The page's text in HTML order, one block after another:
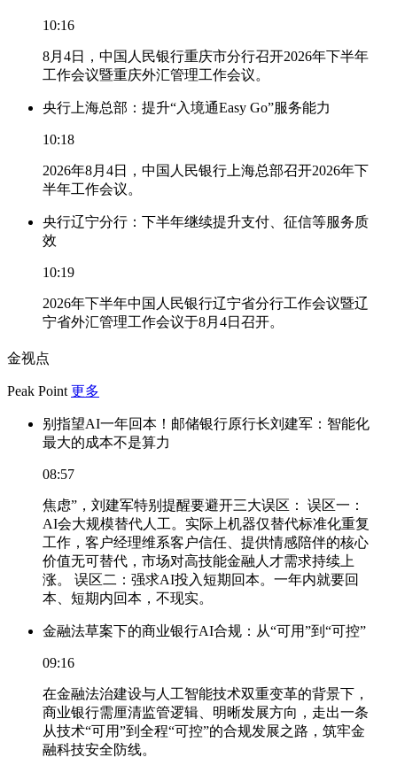
10:16
8月4日，中国人民银行重庆市分行召开2026年下半年
工作会议暨重庆外汇管理工作会议。
央行上海总部：提升“入境通Easy Go”服务能力
10:18
2026年8月4日，中国人民银行上海总部召开2026年下
半年工作会议。
央行辽宁分行：下半年继续提升支付、征信等服务质
效
10:19
2026年下半年中国人民银行辽宁省分行工作会议暨辽
宁省外汇管理工作会议于8月4日召开。
金视点
Peak Point 更多
别指望AI一年回本！邮储银行原行长刘建军：智能化
最大的成本不是算力
08:57
焦虑”，刘建军特别提醒要避开三大误区： 误区一：
AI会大规模替代人工。实际上机器仅替代标准化重复
工作，客户经理维系客户信任、提供情感陪伴的核心
价值无可替代，市场对高技能金融人才需求持续上
涨。 误区二：强求AI投入短期回本。一年内就要回
本、短期内回本，不现实。
金融法草案下的商业银行AI合规：从“可用”到“可控”
09:16
在金融法治建设与人工智能技术双重变革的背景下，
商业银行需厘清监管逻辑、明晰发展方向，走出一条
从技术“可用”到全程“可控”的合规发展之路，筑牢金
融科技安全防线。